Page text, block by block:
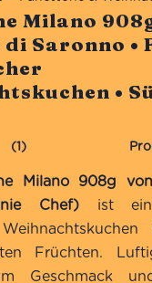
Milano
Saronno •
•
1
Milano 908g
Chef) ist ein
Früchten.
Geschmack